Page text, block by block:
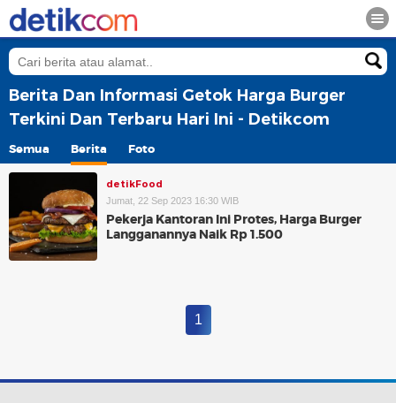
Berita Dan Informasi Getok Harga Burger
Terkini Dan Terbaru Hari Ini - Detikcom
Semua Berita Foto
detikFood
Jumat, 22 Sep 2023 16:30 WIB
Pekerja Kantoran Ini Protes, Harga Burger
Langganannya Naik Rp 1.500
1